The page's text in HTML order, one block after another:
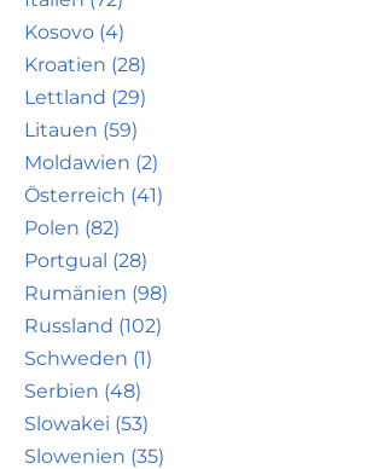
Kosovo (4)
Kroatien (28)
Lettland (29)
Litauen (59)
Moldawien (2)
Österreich (41)
Polen (82)
Portgual (28)
Rumänien (98)
Russland (102)
Schweden (1)
Serbien (48)
Slowakei (53)
Slowenien (35)